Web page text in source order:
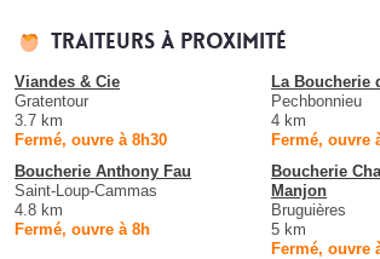
Traiteurs à proximité
Viandes & Cie
Gratentour
3.7 km
Fermé, ouvre à 8h30
La Boucherie
Pechbonnieu
4 km
Fermé, ouvre
Boucherie Anthony Fau
Saint-Loup-Cammas
4.8 km
Fermé, ouvre à 8h
Boucherie
Manjon
Bruguières
5 km
Fermé, ouvre